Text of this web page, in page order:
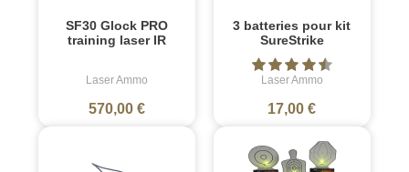
SF30 Glock PRO
training laser IR
Laser Ammo
570,00 €
3 batteries pour kit
SureStrike
Laser Ammo
17,00 €